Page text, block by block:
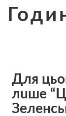
Для
лuшe